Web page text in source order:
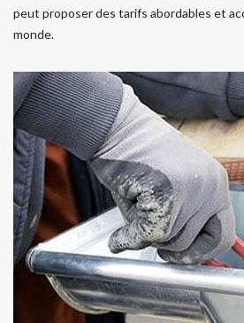
peut proposer des tarifs abordables et
monde.